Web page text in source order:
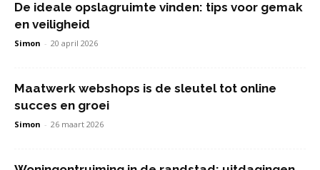
De ideale opslagruimte vinden: tips voor gemak
en veiligheid
Simon - 20 april 2026
Maatwerk webshops is de sleutel tot online
succes en groei
Simon - 26 maart 2026